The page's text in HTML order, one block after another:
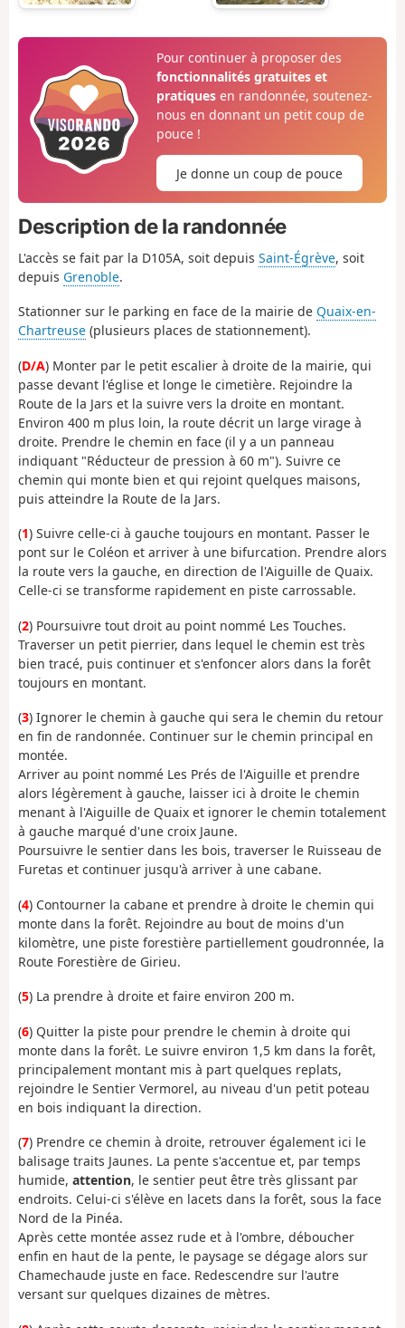
Pour continuer à proposer des
fonctionnalités gratuites et
pratiquesen randonnée, soutenez-
nous en donnant un petit coup de
pouce !
Je donne un coup de pouce
Description de la randonnée
L'accès se fait par la D105A, soit depuis Saint-Égrève, soit
depuis Grenoble.
Stationner sur le parking en face de la mairie de Quaix-en-
Chartreuse (plusieurs places de stationnement).
(D/A) Monter par le petit escalier à droite de la mairie, qui
passe devant l'église et longe le cimetière. Rejoindre la
Route de la Jars et la suivre vers la droite en montant.
Environ 400 m plus loin, la route décrit un large virage à
droite. Prendre le chemin en face (il y a un panneau
indiquant "Réducteur de pression à 60 m"). Suivre ce
chemin qui monte bien et qui rejoint quelques maisons,
puis atteindre la Route de la Jars.
(1) Suivre celle-ci à gauche toujours en montant. Passer le
pont sur le Coléon et arriver à une bifurcation. Prendre alors
la route vers la gauche, en direction de l'Aiguille de Quaix.
Celle-ci se transforme rapidement en piste carrossable.
(2) Poursuivre tout droit au point nommé Les Touches.
Traverser un petit pierrier, dans lequel le chemin est très
bien tracé, puis continuer et s'enfoncer alors dans la forêt
toujours en montant.
(3) Ignorer le chemin à gauche qui sera le chemin du retour
en fin de randonnée. Continuer sur le chemin principal en
montée.
Arriver au point nommé Les Prés de l'Aiguille et prendre
alors légèrement à gauche, laisser ici à droite le chemin
menant à l'Aiguille de Quaix et ignorer le chemin totalement
à gauche marqué d'une croix Jaune.
Poursuivre le sentier dans les bois, traverser le Ruisseau de
Furetas et continuer jusqu'à arriver à une cabane.
(4) Contourner la cabane et prendre à droite le chemin qui
monte dans la forêt. Rejoindre au bout de moins d'un
kilomètre, une piste forestière partiellement goudronnée, la
Route Forestière de Girieu.
(5) La prendre à droite et faire environ 200 m.
(6) Quitter la piste pour prendre le chemin à droite qui
monte dans la forêt. Le suivre environ 1,5 km dans la forêt,
principalement montant mis à part quelques replats,
rejoindre le Sentier Vermorel, au niveau d'un petit poteau
en bois indiquant la direction.
(7) Prendre ce chemin à droite, retrouver également ici le
balisage traits Jaunes. La pente s'accentue et, par temps
humide, attention, le sentier peut être très glissant par
endroits. Celui-ci s'élève en lacets dans la forêt, sous la face
Nord de la Pinéa.
Après cette montée assez rude et à l'ombre, déboucher
enfin en haut de la pente, le paysage se dégage alors sur
Chamechaude juste en face. Redescendre sur l'autre
versant sur quelques dizaines de mètres.